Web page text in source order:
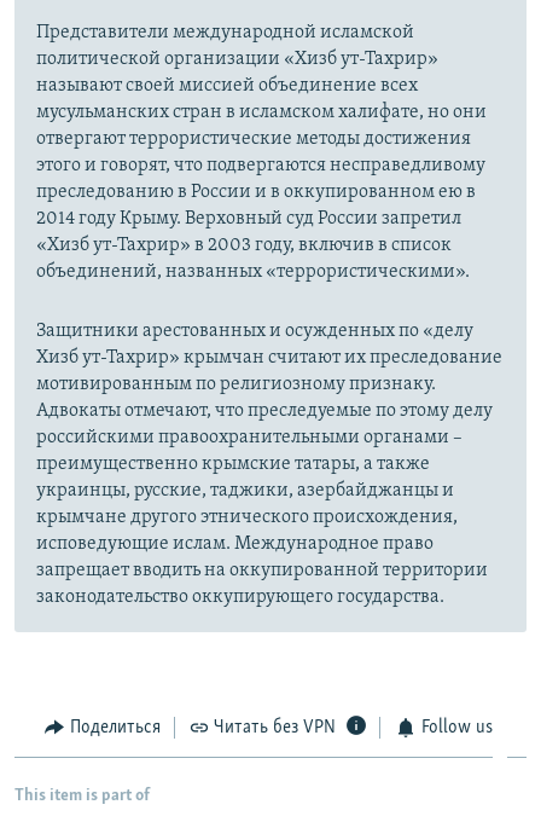
Представители международной исламской
политической организации «Хизб ут-Тахрир»
называют своей миссией объединение всех
мусульманских стран в исламском халифате, но они
отвергают террористические методы достижения
этого и говорят, что подвергаются несправедливому
преследованию в России и в оккупированном ею в
2014 году Крыму. Верховный суд России запретил
«Хизб ут-Тахрир» в 2003 году, включив в список
объединений, названных «террористическими».
Защитники арестованных и осужденных по «делу
Хизб ут-Тахрир» крымчан считают их преследование
мотивированным по религиозному признаку.
Адвокаты отмечают, что преследуемые по этому делу
российскими правоохранительными органами –
преимущественно крымские татары, а также
украинцы, русские, таджики, азербайджанцы и
крымчане другого этнического происхождения,
исповедующие ислам. Международное право
запрещает вводить на оккупированной территории
законодательство оккупирующего государства.
Поделиться Читать без VPN Follow us
This item is part of